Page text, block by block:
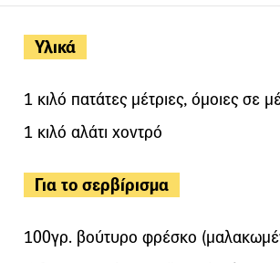
Υλικά
1 κιλό πατάτες μέτριες, όμοιες σε
1 κιλό αλάτι χοντρό
Για το σερβίρισμα
100γρ. βούτυρο φρέσκο